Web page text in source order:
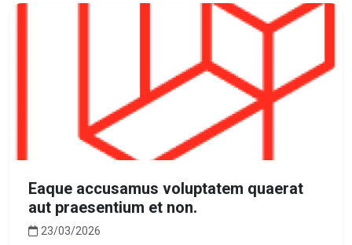
Eaque accusamus voluptatem quaerat
aut praesentium et non.
23/03/2026